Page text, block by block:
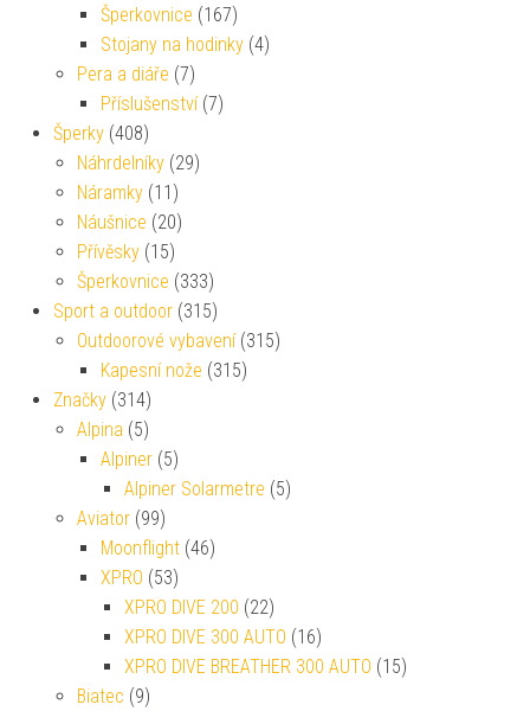
Šperkovnice (167)
Stojany na hodinky (4)
Pera a diáře (7)
Příslušenství (7)
Šperky (408)
Náhrdelníky (29)
Náramky (11)
Náušnice (20)
Přívěsky (15)
Šperkovnice (333)
Sport a outdoor (315)
Outdoorové vybavení (315)
Kapesní nože (315)
Značky (314)
Alpina (5)
Alpiner (5)
Alpiner Solarmetre (5)
Aviator (99)
Moonflight (46)
XPRO (53)
XPRO DIVE 200 (22)
XPRO DIVE 300 AUTO (16)
XPRO DIVE BREATHER 300 AUTO (15)
Biatec (9)